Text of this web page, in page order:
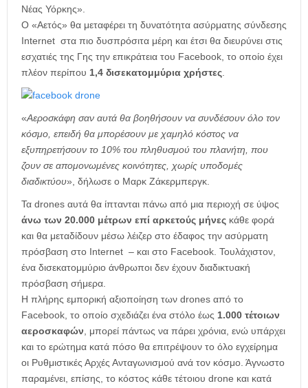
Νέας Υόρκης».
Ο «Αετός» θα μεταφέρει τη δυνατότητα ασύρματης σύνδεσης
Internet στα πιο δυσπρόσιτα μέρη και έτσι θα διευρύνει στις
εσχατιές της Γης την επικράτεια του Facebook, το οποίο έχει
πλέον περίπου 1,4 δισεκατομμύρια χρήστες.
«Αεροσκάφη σαν αυτά θα βοηθήσουν να συνδέσουν όλο τον
κόσμο, επειδή θα μπορέσουν με χαμηλό κόστος να
εξυπηρετήσουν το 10% του πληθυσμού του πλανήτη, που
ζουν σε απομονωμένες κοινότητες, χωρίς υποδομές
διαδικτύου», δήλωσε ο Μαρκ Ζάκερμπεργκ.
Τα drones αυτά θα ίπτανται πάνω από μια περιοχή σε ύψος
άνω των 20.000 μέτρων επί αρκετούς μήνες κάθε φορά
και θα μεταδίδουν μέσω λέιζερ στο έδαφος την ασύρματη
πρόσβαση στο Internet – και στο Facebook. Τουλάχιστον,
ένα δισεκατομμύριο άνθρωποι δεν έχουν διαδικτυακή
πρόσβαση σήμερα.
Η πλήρης εμπορική αξιοποίηση των drones από το
Facebook, το οποίο σχεδιάζει ένα στόλο έως 1.000 τέτοιων
αεροσκαφών, μπορεί πάντως να πάρει χρόνια, ενώ υπάρχει
και το ερώτημα κατά πόσο θα επιτρέψουν το όλο εγχείρημα
οι Ρυθμιστικές Αρχές Ανταγωνισμού ανά τον κόσμο. Άγνωστο
παραμένει, επίσης, το κόστος κάθε τέτοιου drone και κατά